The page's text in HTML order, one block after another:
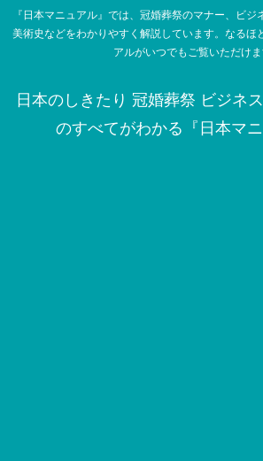
『日本マニュアル』では、冠婚葬祭のマナー、ビ
美術史などをわかりやすく解説しています。なるほ
アルがいつでもご覧いただけま
日本のしきたり 冠婚葬祭 ビジネ
のすべてがわかる『日本マニ